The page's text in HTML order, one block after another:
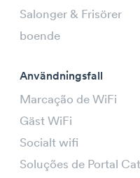
Salonger & Frisörer
boende
Användningsfall
Marcação de WiFi
Gäst WiFi
Socialt wifi
Soluções de Portal